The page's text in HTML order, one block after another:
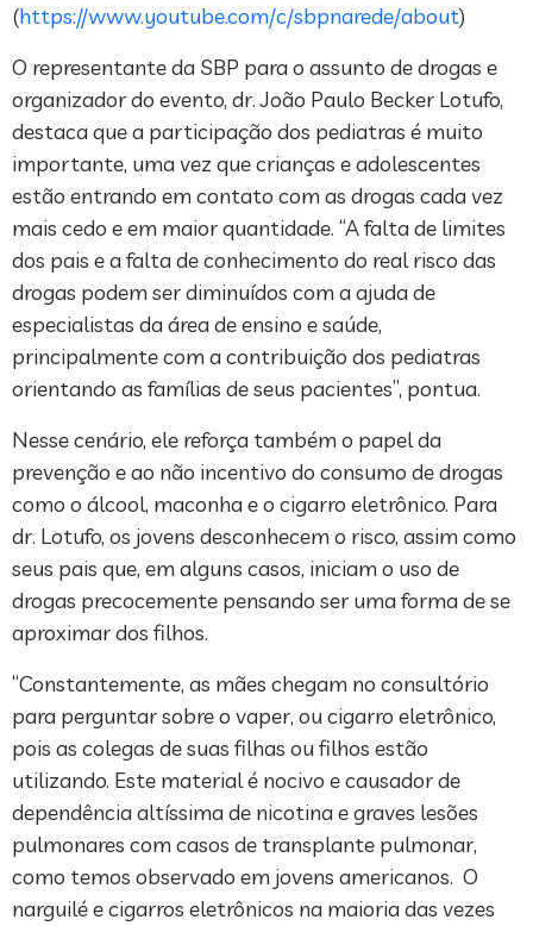
(https://www.youtube.com/c/sbpnarede/about)
O representante da SBP para o assunto de drogas e
organizador do evento, dr. João Paulo Becker Lotufo,
destaca que a participação dos pediatras é muito
importante, uma vez que crianças e adolescentes
estão entrando em contato com as drogas cada vez
mais cedo e em maior quantidade. “A falta de limites
dos pais e a falta de conhecimento do real risco das
drogas podem ser diminuídos com a ajuda de
especialistas da área de ensino e saúde,
principalmente com a contribuição dos pediatras
orientando as famílias de seus pacientes”, pontua.
Nesse cenário, ele reforça também o papel da
prevenção e ao não incentivo do consumo de drogas
como o álcool, maconha e o cigarro eletrônico. Para
dr. Lotufo, os jovens desconhecem o risco, assim como
seus pais que, em alguns casos, iniciam o uso de
drogas precocemente pensando ser uma forma de se
aproximar dos filhos.
“Constantemente, as mães chegam no consultório
para perguntar sobre o vaper, ou cigarro eletrônico,
pois as colegas de suas filhas ou filhos estão
utilizando. Este material é nocivo e causador de
dependência altíssima de nicotina e graves lesões
pulmonares com casos de transplante pulmonar,
como temos observado em jovens americanos. O
narguilé e cigarros eletrônicos na maioria das vezes